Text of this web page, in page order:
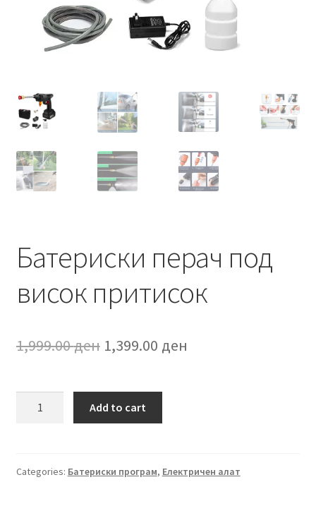
Батериски перач под
висок притисок
1,999.00ден Original
was:
1,999.00 ден.
1,399.00 ден
притисок
Add to cart
Categories: Батериски програм, Електричен алат